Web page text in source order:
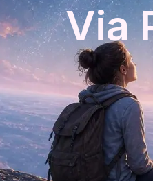
Via